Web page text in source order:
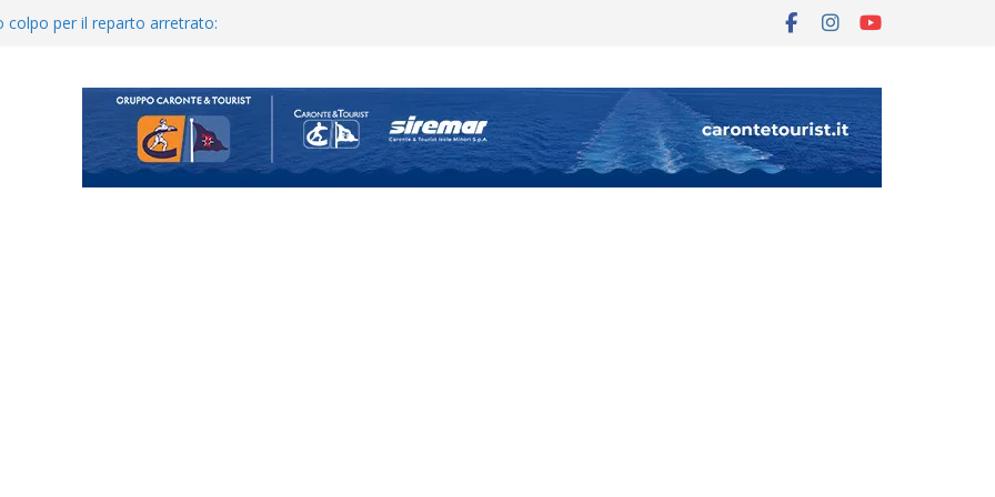
colpo per il reparto arretrato:
i gironi 2026/27. Due
chiama questa piazza non
D»
Tourè è un nuovo